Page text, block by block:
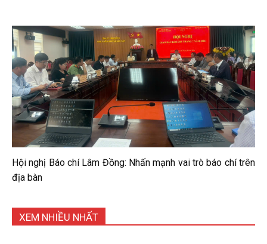
Hội nghị Báo chí Lâm Đồng: Nhấn mạnh vai trò báo chí trên
địa bàn
XEM NHIỀU NHẤT